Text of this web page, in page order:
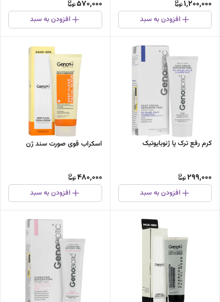
1,200,000
افزودن به سبد
570,000
افزودن به سبد
کرم رفع ترک پا ژنوبایوتیک
299,000
افزودن به سبد
اسکراب قوی صورت سند ژن
480,000
افزودن به سبد